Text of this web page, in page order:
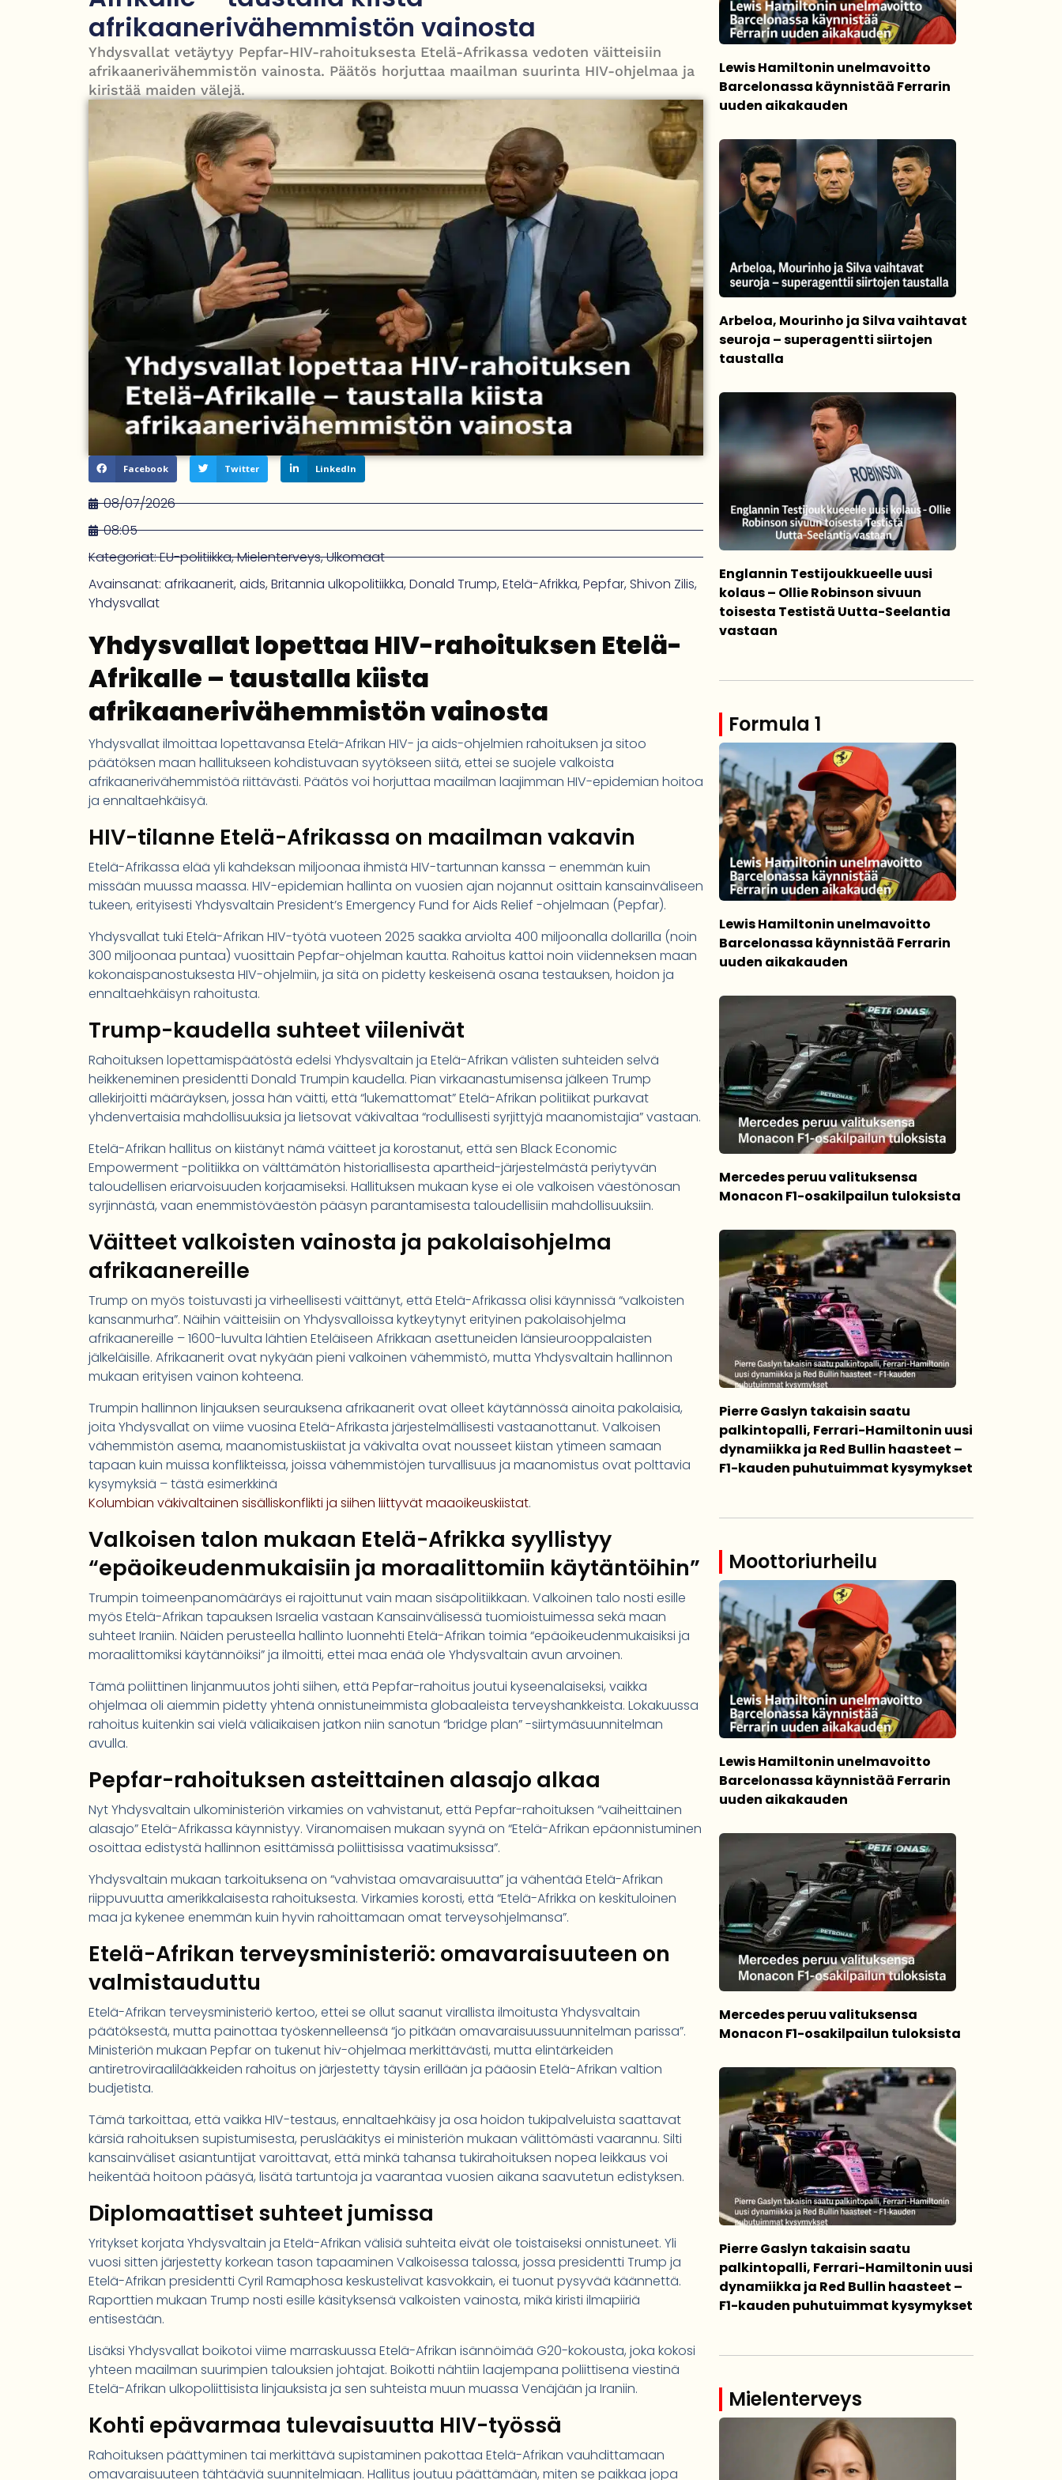
Avustettu kuolema palaa parlamenttiin – kansanedustaja vaatii lordeja viemään lain maaliin
afrikaanerivähemmistön vainosta
Yhdysvallat vetäytyy Pepfar-HIV-rahoituksesta Etelä-Afrikassa vedoten väitteisiin
afrikaanerivähemmistön vainosta. Päätös horjuttaa maailman suurinta HIV-ohjelmaa ja
kiristää maiden välejä.
Facebook Twitter LinkedIn
08/07/2026
08:05
Kategoriat:EU-politiikka,Mielenterveys,Ulkomaat
Avainsanat: afrikaanerit,aids,Britannia ulkopolitiikka,Donald Trump,Etelä-Afrikka,Pepfar,Shivon Zilis,
Yhdysvallat
Yhdysvallat lopettaa HIV-rahoituksen Etelä-
Afrikalle – taustalla kiista
afrikaanerivähemmistön vainosta
Yhdysvallat ilmoittaa lopettavansa Etelä-Afrikan HIV- ja aids-ohjelmien rahoituksen ja sitoo
päätöksen maan hallitukseen kohdistuvaan syytökseen siitä, ettei se suojele valkoista
afrikaanerivähemmistöä riittävästi. Päätös voi horjuttaa maailman laajimman HIV-epidemian hoitoa
ja ennaltaehkäisyä.
HIV-tilanne Etelä-Afrikassa on maailman vakavin
Etelä-Afrikassa elää yli kahdeksan miljoonaa ihmistä HIV-tartunnan kanssa – enemmän kuin
missään muussa maassa. HIV-epidemian hallinta on vuosien ajan nojannut osittain kansainväliseen
tukeen, erityisesti Yhdysvaltain President’s Emergency Fund for Aids Relief -ohjelmaan (Pepfar).
Yhdysvallat tuki Etelä-Afrikan HIV-työtä vuoteen 2025 saakka arviolta 400 miljoonalla dollarilla (noin
300 miljoonaa puntaa) vuosittain Pepfar-ohjelman kautta. Rahoitus kattoi noin viidenneksen maan
kokonaispanostuksesta HIV-ohjelmiin, ja sitä on pidetty keskeisenä osana testauksen, hoidon ja
ennaltaehkäisyn rahoitusta.
Trump-kaudella suhteet viilenivät
Rahoituksen lopettamispäätöstä edelsi Yhdysvaltain ja Etelä-Afrikan välisten suhteiden selvä
heikkeneminen presidentti Donald Trumpin kaudella. Pian virkaanastumisensa jälkeen Trump
allekirjoitti määräyksen, jossa hän väitti, että “lukemattomat” Etelä-Afrikan politiikat purkavat
yhdenvertaisia mahdollisuuksia ja lietsovat väkivaltaa “rodullisesti syrjittyjä maanomistajia” vastaan.
Etelä-Afrikan hallitus on kiistänyt nämä väitteet ja korostanut, että sen Black Economic
Empowerment -politiikka on välttämätön historiallisesta apartheid-järjestelmästä periytyvän
taloudellisen eriarvoisuuden korjaamiseksi. Hallituksen mukaan kyse ei ole valkoisen väestönosan
syrjinnästä, vaan enemmistöväestön pääsyn parantamisesta taloudellisiin mahdollisuuksiin.
Väitteet valkoisten vainosta ja pakolaisohjelma
afrikaanereille
Trump on myös toistuvasti ja virheellisesti väittänyt, että Etelä-Afrikassa olisi käynnissä “valkoisten
kansanmurha”. Näihin väitteisiin on Yhdysvalloissa kytkeytynyt erityinen pakolaisohjelma
afrikaanereille – 1600-luvulta lähtien Eteläiseen Afrikkaan asettuneiden länsieurooppalaisten
jälkeläisille. Afrikaanerit ovat nykyään pieni valkoinen vähemmistö, mutta Yhdysvaltain hallinnon
mukaan erityisen vainon kohteena.
Trumpin hallinnon linjauksen seurauksena afrikaanerit ovat olleet käytännössä ainoita pakolaisia,
joita Yhdysvallat on viime vuosina Etelä-Afrikasta järjestelmällisesti vastaanottanut. Valkoisen
vähemmistön asema, maanomistuskiistat ja väkivalta ovat nousseet kiistan ytimeen samaan
tapaan kuin muissa konflikteissa, joissa vähemmistöjen turvallisuus ja maanomistus ovat polttavia
kysymyksiä – tästä esimerkkinä
Kolumbian väkivaltainen sisälliskonflikti ja siihen liittyvät maaoikeuskiistat.
Valkoisen talon mukaan Etelä-Afrikka syyllistyy
“epäoikeudenmukaisiin ja moraalittomiin käytäntöihin”
Trumpin toimeenpanomääräys ei rajoittunut vain maan sisäpolitiikkaan. Valkoinen talo nosti esille
myös Etelä-Afrikan tapauksen Israelia vastaan Kansainvälisessä tuomioistuimessa sekä maan
suhteet Iraniin. Näiden perusteella hallinto luonnehti Etelä-Afrikan toimia “epäoikeudenmukaisiksi ja
moraalittomiksi käytännöiksi” ja ilmoitti, ettei maa enää ole Yhdysvaltain avun arvoinen.
Tämä poliittinen linjanmuutos johti siihen, että Pepfar-rahoitus joutui kyseenalaiseksi, vaikka
ohjelmaa oli aiemmin pidetty yhtenä onnistuneimmista globaaleista terveyshankkeista. Lokakuussa
rahoitus kuitenkin sai vielä väliaikaisen jatkon niin sanotun “bridge plan” -siirtymäsuunnitelman
avulla.
Pepfar-rahoituksen asteittainen alasajo alkaa
Nyt Yhdysvaltain ulkoministeriön virkamies on vahvistanut, että Pepfar-rahoituksen “vaiheittainen
alasajo” Etelä-Afrikassa käynnistyy. Viranomaisen mukaan syynä on “Etelä-Afrikan epäonnistuminen
osoittaa edistystä hallinnon esittämissä poliittisissa vaatimuksissa”.
Yhdysvaltain mukaan tarkoituksena on “vahvistaa omavaraisuutta” ja vähentää Etelä-Afrikan
riippuvuutta amerikkalaisesta rahoituksesta. Virkamies korosti, että “Etelä-Afrikka on keskituloinen
maa ja kykenee enemmän kuin hyvin rahoittamaan omat terveysohjelmansa”.
Etelä-Afrikan terveysministeriö: omavaraisuuteen on
valmistauduttu
Etelä-Afrikan terveysministeriö kertoo, ettei se ollut saanut virallista ilmoitusta Yhdysvaltain
päätöksestä, mutta painottaa työskennelleensä “jo pitkään omavaraisuussuunnitelman parissa”.
Ministeriön mukaan Pepfar on tukenut hiv-ohjelmaa merkittävästi, mutta elintärkeiden
antiretroviraalilääkkeiden rahoitus on järjestetty täysin erillään ja pääosin Etelä-Afrikan valtion
budjetista.
Tämä tarkoittaa, että vaikka HIV-testaus, ennaltaehkäisy ja osa hoidon tukipalveluista saattavat
kärsiä rahoituksen supistumisesta, peruslääkitys ei ministeriön mukaan välittömästi vaarannu. Silti
kansainväliset asiantuntijat varoittavat, että minkä tahansa tukirahoituksen nopea leikkaus voi
heikentää hoitoon pääsyä, lisätä tartuntoja ja vaarantaa vuosien aikana saavutetun edistyksen.
Diplomaattiset suhteet jumissa
Yritykset korjata Yhdysvaltain ja Etelä-Afrikan välisiä suhteita eivät ole toistaiseksi onnistuneet. Yli
vuosi sitten järjestetty korkean tason tapaaminen Valkoisessa talossa, jossa presidentti Trump ja
Etelä-Afrikan presidentti Cyril Ramaphosa keskustelivat kasvokkain, ei tuonut pysyvää käännettä.
Raporttien mukaan Trump nosti esille käsityksensä valkoisten vainosta, mikä kiristi ilmapiiriä
entisestään.
Lisäksi Yhdysvallat boikotoi viime marraskuussa Etelä-Afrikan isännöimää G20-kokousta, joka kokosi
yhteen maailman suurimpien talouksien johtajat. Boikotti nähtiin laajempana poliittisena viestinä
Etelä-Afrikan ulkopoliittisista linjauksista ja sen suhteista muun muassa Venäjään ja Iraniin.
Kohti epävarmaa tulevaisuutta HIV-työssä
Rahoituksen päättyminen tai merkittävä supistaminen pakottaa Etelä-Afrikan vauhdittamaan
omavaraisuuteen tähtääviä suunnitelmiaan. Hallitus joutuu päättämään, miten se paikkaa jopa
Lewis Hamiltonin unelmavoitto
Barcelonassa käynnistää Ferrarin
uuden aikakauden
Arbeloa, Mourinho ja Silva vaihtavat
seuroja – superagentti siirtojen
taustalla
Englannin Testijoukkueelle uusi
kolaus – Ollie Robinson sivuun
toisesta Testistä Uutta-Seelantia
vastaan
Formula 1
Lewis Hamiltonin unelmavoitto
Barcelonassa käynnistää Ferrarin
uuden aikakauden
Mercedes peruu valituksensa
Monacon F1-osakilpailun tuloksista
Pierre Gaslyn takaisin saatu
palkintopalli, Ferrari-Hamiltonin uusi
dynamiikka ja Red Bullin haasteet –
F1-kauden puhutuimmat kysymykset
Moottoriurheilu
Lewis Hamiltonin unelmavoitto
Barcelonassa käynnistää Ferrarin
uuden aikakauden
Mercedes peruu valituksensa
Monacon F1-osakilpailun tuloksista
Pierre Gaslyn takaisin saatu
palkintopalli, Ferrari-Hamiltonin uusi
dynamiikka ja Red Bullin haasteet –
F1-kauden puhutuimmat kysymykset
Mielenterveys